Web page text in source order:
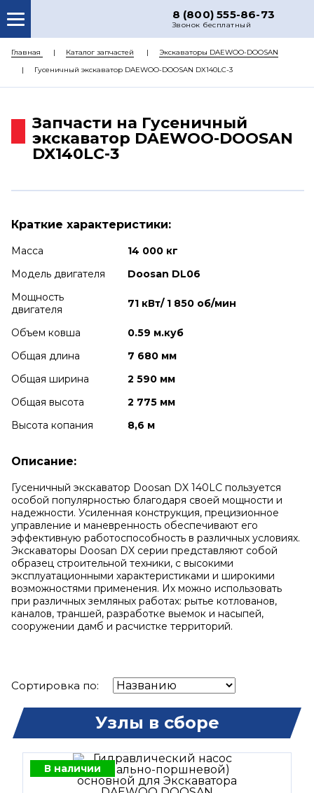
8 (800) 555-86-73
Звонок бесплатный
О НАС
КАТАЛОГ ЗАПЧАСТЕЙ
ДОСТАВКА
Главная Каталог запчастей
Экскаваторы DAEWOO-DOOSAN
Гусеничный экскаватор DAEWOO-DOOSAN DX140LC-3
Запчасти на Гусеничный
экскаватор DAEWOO-DOOSAN
DX140LC-3
Краткие характеристики:
Масса
14 000 кг
Модель двигателя
Doosan DL06
Мощность
двигателя
71 кВт/ 1 850 об/мин
Объем ковша
0.59 м.куб
Общая длина
7 680 мм
Общая ширина
2 590 мм
Общая высота
2 775 мм
Высота копания
8,6 м
Описание:
Гусеничный экскаватор Doosan DX 140LC пользуется
особой популярностью благодаря своей мощности и
надежности. Усиленная конструкция, прецизионное
управление и маневренность обеспечивают его
эффективную работоспособность в различных условиях.
Экскаваторы Doosan DX серии представляют собой
образец строительной техники, с высокими
эксплуатационными характеристиками и широкими
возможностями применения. Их можно использовать
при различных земляных работах: рытье котлованов,
каналов, траншей, разработке выемок и насыпей,
сооружении дамб и расчистке территорий.
Сортировка по:
Узлы в сборе
В наличии